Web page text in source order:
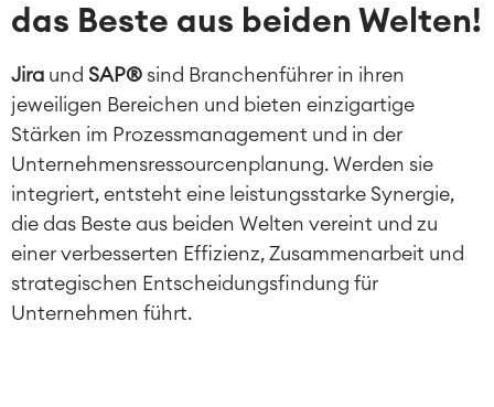
das Beste aus beiden Welten!
Jira und SAP® sind Branchenführer in ihren
jeweiligen Bereichen und bieten einzigartige
Stärken im Prozessmanagement und in der
Unternehmensressourcenplanung. Werden sie
integriert, entsteht eine leistungsstarke Synergie,
die das Beste aus beiden Welten vereint und zu
einer verbesserten Effizienz, Zusammenarbeit und
strategischen Entscheidungsfindung für
Unternehmen führt.